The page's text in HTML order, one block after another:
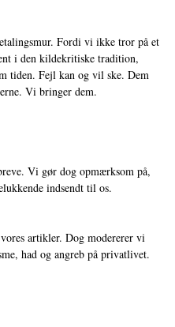
Fordi vi ikke tror på et
i den kildekritiske tradition,
tiden. Fejl kan og vil ske. Dem
Vi bringer dem.
Vi gør dog opmærksom på,
indsendt til os.
artikler. Dog modererer vi
had og angreb på privatlivet.